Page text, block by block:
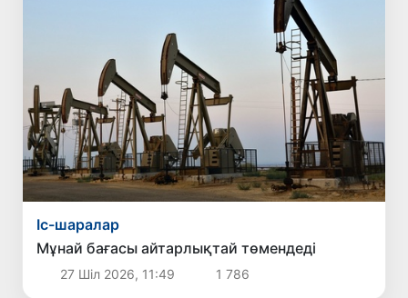
Іс-шаралар
Мұнай бағасы айтарлықтай төмендеді
27 Шіл 2026, 11:49 1 786